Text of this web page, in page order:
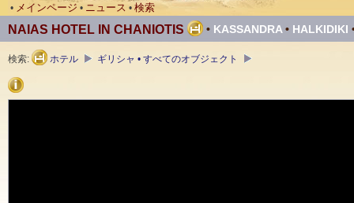
• メインページ • ニュース • 検索
NAIAS HOTEL IN CHANIOTIS • KASSANDRA • HALKIDIKI
検索: ホテル ギリシャ • すべてのオブジェクト